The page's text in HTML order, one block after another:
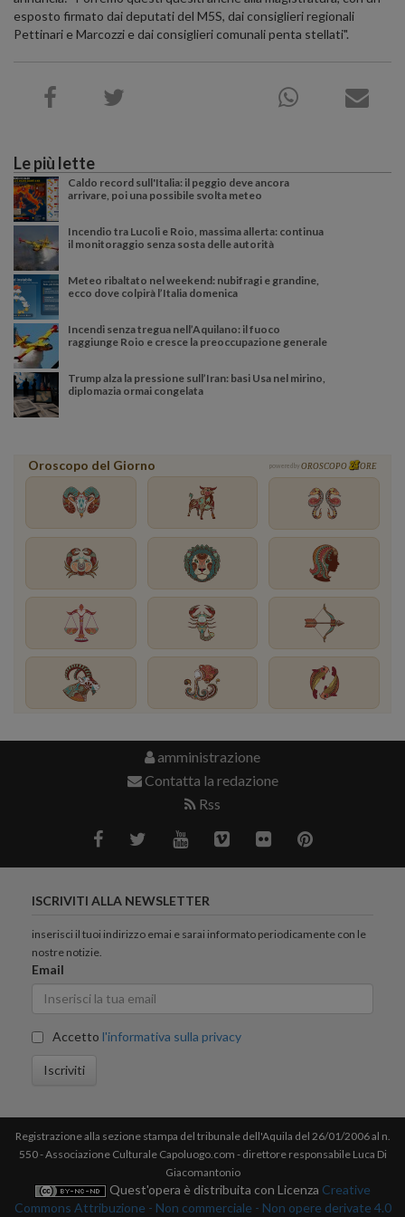
esposto firmato dai deputati del M5S, dai consiglieri regionali
Pettinari e Marcozzi e dai consiglieri comunali penta stellati".
Le più lette
Caldo record sull'Italia: il peggio deve ancora
arrivare, poi una possibile svolta meteo
Incendio tra Lucoli e Roio, massima allerta: continua
il monitoraggio senza sosta delle autorità
Meteo ribaltato nel weekend: nubifragi e grandine,
ecco dove colpirà l’Italia domenica
Incendi senza tregua nell’Aquilano: il fuoco
raggiunge Roio e cresce la preoccupazione generale
Trump alza la pressione sull’Iran: basi Usa nel mirino,
diplomazia ormai congelata
Oroscopo del Giorno powered by OROSCOPO ORE
amministrazione
Contatta la redazione
Rss
ISCRIVITI ALLA NEWSLETTER
inserisci il tuoi indirizzo emai e sarai informato periodicamente con le
nostre notizie.
Email
Accetto l'informativa sulla privacy
Iscriviti
Registrazione alla sezione stampa del tribunale dell'Aquila del 26/01/2006 al n.
550 - Associazione Culturale Capoluogo.com - direttore responsabile Luca Di
Giacomantonio
Quest'opera è distribuita con Licenza Creative
Commons Attribuzione - Non commerciale - Non opere derivate 4.0